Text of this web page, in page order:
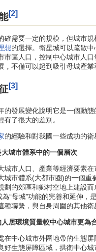
[2]
需要一定的規模，但城市規
想的選擇。衛星城可以疏散
市區人口，控制中心城市人
，不僅可以起到吸引母城產
[3]
發展變化說明它是一個動態
有了很大的差別。
的經驗和對我國一些成功的
城市體系中的一個層次
市人口、產業等經濟要素在
城市體系(大都市圈)的一個
劃的郊區和鄉村空地上建設
為“母城”功能的完善和延伸
種聯繫，與自身周圍的其他
居環境質量較中心城市更為
中心城市外圍地帶的生態屏
好生態屏障區域，拱衛中心